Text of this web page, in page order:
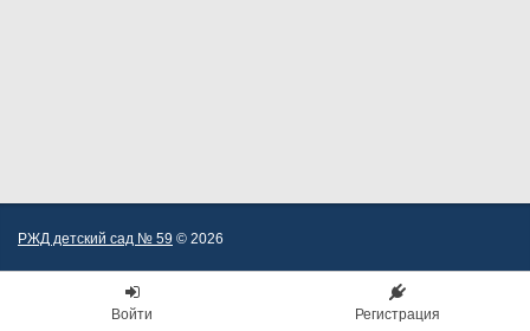
РЖД детский сад № 59 © 2026
Войти Регистрация